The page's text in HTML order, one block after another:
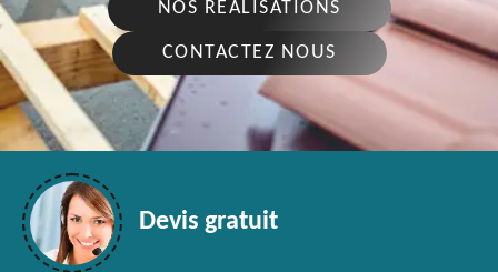
NOS RÉALISATIONS
CONTACTEZ NOUS
Devis gratuit